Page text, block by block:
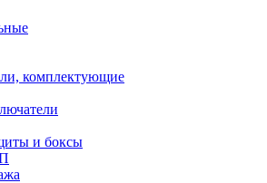
комплектующие
и боксы